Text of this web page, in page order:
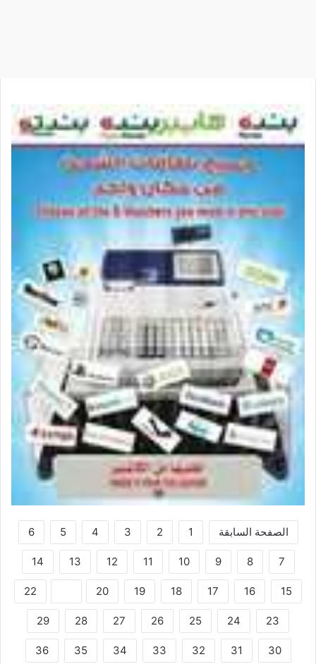
الصفحة السابقة 1
2
3
4
5
6
7
8
9
10
11
12
13
14
15
16
17
18
19
20
22
23
24
25
26
27
28
29
30
31
32
33
34
35
36